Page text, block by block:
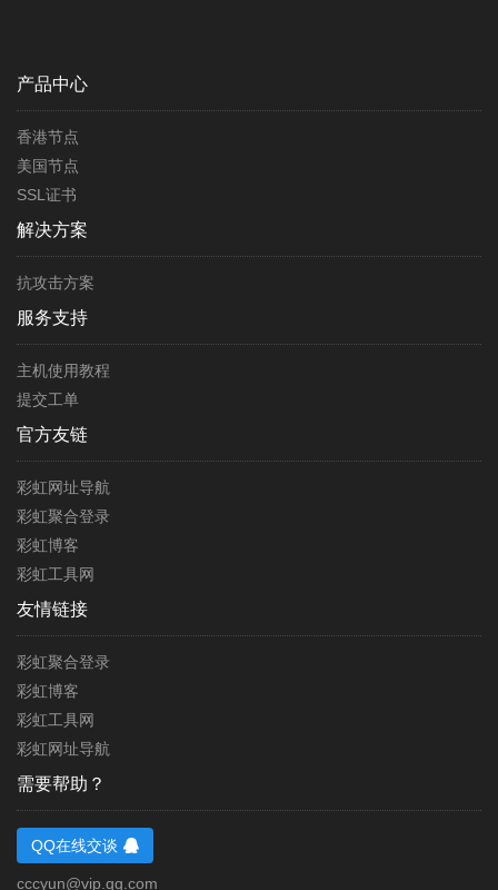
产品中心
香港节点
美国节点
SSL证书
解决方案
抗攻击方案
服务支持
主机使用教程
提交工单
官方友链
彩虹网址导航
彩虹聚合登录
彩虹博客
彩虹工具网
友情链接
彩虹网址导航
彩虹聚合登录
彩虹博客
彩虹工具网
需要帮助？
QQ在线交谈
cccyun@vip.qq.com